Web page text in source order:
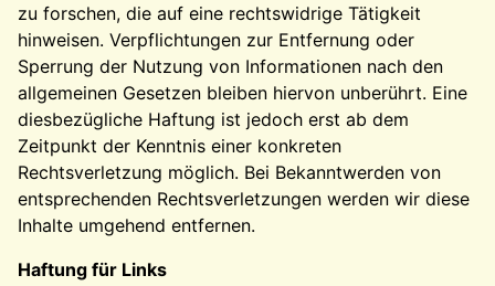
zu forschen, die auf eine rechtswidrige Tätigkeit
hinweisen. Verpflichtungen zur Entfernung oder
Sperrung der Nutzung von Informationen nach den
allgemeinen Gesetzen bleiben hiervon unberührt. Eine
diesbezügliche Haftung ist jedoch erst ab dem
Zeitpunkt der Kenntnis einer konkreten
Rechtsverletzung möglich. Bei Bekanntwerden von
entsprechenden Rechtsverletzungen werden wir diese
Inhalte umgehend entfernen.
Haftung für Links